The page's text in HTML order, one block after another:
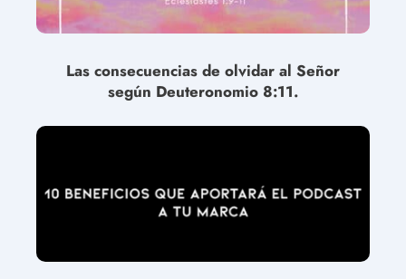
Las consecuencias de olvidar al Señor
según Deuteronomio 8:11.